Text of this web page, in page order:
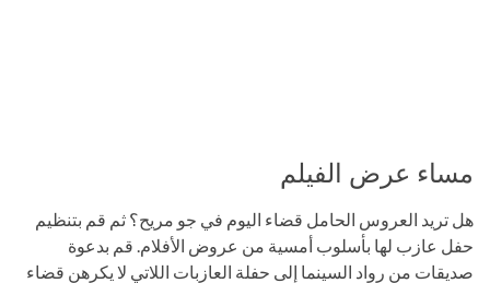
مساء عرض الفيلم
هل تريد العروس الحامل قضاء اليوم في جو مريح؟ ثم قم بتنظيم
حفل عازب لها بأسلوب أمسية من عروض الأفلام. قم بدعوة
صديقات من رواد السينما إلى حفلة العازبات اللاتي لا يكرهن قضاء